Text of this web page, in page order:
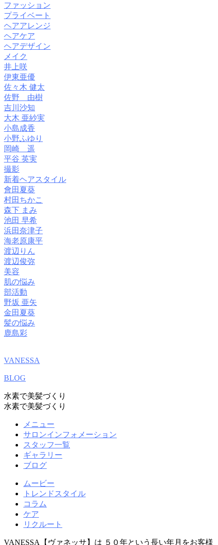
ファッション
プライベート
ヘアアレンジ
ヘアケア
ヘアデザイン
メイク
井上咲
伊東亜優
佐々木 健太
佐野 由樹
吉川沙知
大木 亜紗実
小島成香
小野ふゆり
岡崎 遥
平谷 英実
撮影
新着ヘアスタイル
會田夏葵
村田ちかこ
森下 まみ
池田 早希
浜田奈津子
海老原康平
渡辺りん
渡辺俊弥
美容
肌の悩み
部活動
野坂 亜矢
金田夏葵
髪の悩み
鹿島彩
VANESSA
BLOG
水素で美髪づくり
水素で美髪づくり
メニュー
サロンインフォメーション
スタッフ一覧
ギャラリー
ブログ
ムービー
トレンドスタイル
コラム
ケア
リクルート
VANESSA【ヴァネッサ】は ５０年という長い年月をお客様